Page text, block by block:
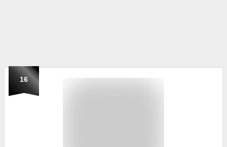
16